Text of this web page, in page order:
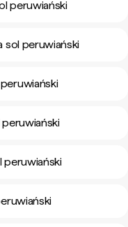
peruwiański
sol peruwiański
peruwiański